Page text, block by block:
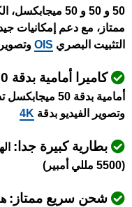
50 و 50 و 50
التثبيت البصري OIS وتصوير
كاميرا أمامية بدقة 50 ميجابكسل:
وتصوير الفيديو بدقة 4K
بطارية كبيرة جدا:
(5500 مللي أمبير)
شحن سريع ممتاز: